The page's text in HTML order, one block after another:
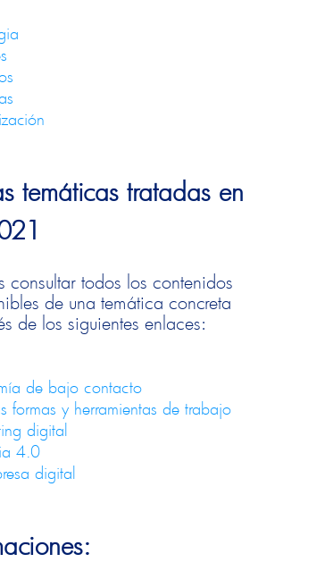
temáticas tratadas en
consultar todos los contenidos
de una temática concreta
de los siguientes enlaces:
de bajo contacto
formas y herramientas de trabajo
digital
4.0
digital